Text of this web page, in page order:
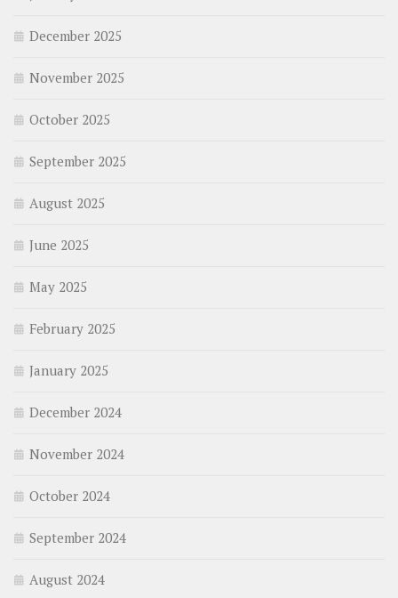
December 2025
November 2025
October 2025
September 2025
August 2025
June 2025
May 2025
February 2025
January 2025
December 2024
November 2024
October 2024
September 2024
August 2024